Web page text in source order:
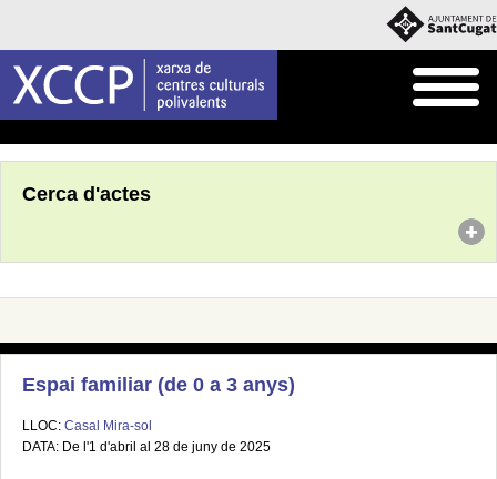
Cerca d'actes
Espai familiar (de 0 a 3 anys)
LLOC: Casal Mira-sol
DATA: De l'1 d'abril al 28 de juny de 2025